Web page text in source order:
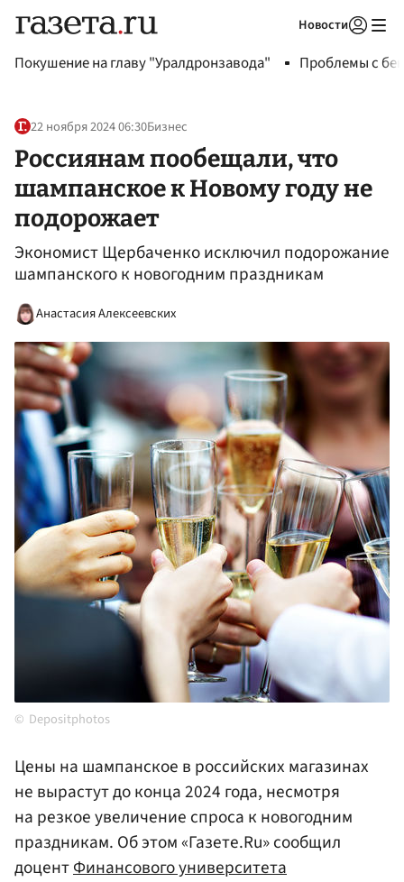
Новости
Покушение на главу "Уралдронзавода" Проблемы с
22 ноября 2024 06:30Бизнес
Россиянам пообещали, что
шампанское к Новому году не
подорожает
Экономист Щербаченко исключил подорожание
шампанского к новогодним праздникам
Анастасия Алексеевских
Depositphotos
Цены на шампанское в российских магазинах
не вырастут до конца 2024 года, несмотря
на резкое увеличение спроса к новогодним
праздникам. Об этом «Газете.Ru» сообщил
доцентФинансового университета